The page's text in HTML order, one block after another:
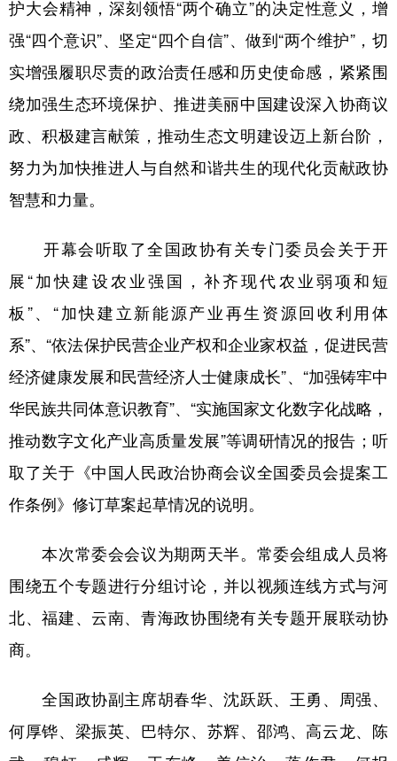
护大会精神，深刻领悟“两个确立”的决定性意义，增
强“四个意识”、坚定“四个自信”、做到“两个维护”，切
实增强履职尽责的政治责任感和历史使命感，紧紧围
绕加强生态环境保护、推进美丽中国建设深入协商议
政、积极建言献策，推动生态文明建设迈上新台阶，
努力为加快推进人与自然和谐共生的现代化贡献政协
智慧和力量。
开幕会听取了全国政协有关专门委员会关于开
展“加快建设农业强国，补齐现代农业弱项和短
板”、“加快建立新能源产业再生资源回收利用体
系”、“依法保护民营企业产权和企业家权益，促进民营
经济健康发展和民营经济人士健康成长”、“加强铸牢中
华民族共同体意识教育”、“实施国家文化数字化战略，
推动数字文化产业高质量发展”等调研情况的报告；听
取了关于《中国人民政治协商会议全国委员会提案工
作条例》修订草案起草情况的说明。
本次常委会会议为期两天半。常委会组成人员将
围绕五个专题进行分组讨论，并以视频连线方式与河
北、福建、云南、青海政协围绕有关专题开展联动协
商。
全国政协副主席胡春华、沈跃跃、王勇、周强、
何厚铧、梁振英、巴特尔、苏辉、邵鸿、高云龙、陈